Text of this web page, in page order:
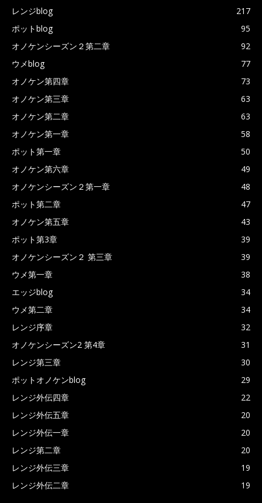
レンジblog
217
ポットblog
95
オノケンシーズン２第二章
92
ウメblog
77
オノケン第四章
73
オノケン第三章
63
オノケン第二章
63
オノケン第一章
58
ポット第一章
50
オノケン第六章
49
オノケンシーズン２第一章
48
ポット第二章
47
オノケン第五章
43
ポット第3章
39
オノケンシーズン２ 第三章
39
ウメ第一章
38
エッジblog
34
ウメ第二章
34
レンジ序章
32
オノケンシーズン2 第4章
31
レンジ第三章
30
ポットオノケンblog
29
レンジ外伝四章
22
レンジ外伝五章
20
レンジ外伝一章
20
レンジ第二章
20
レンジ外伝三章
19
レンジ外伝二章
19